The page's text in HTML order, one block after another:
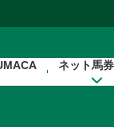
ネット馬